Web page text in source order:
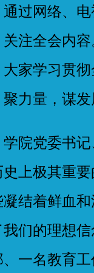
通过网络、
关注全会内
大家学习贯
聚力量，谋
党委书记
史上极其重
凝结着鲜血
我们的理想
、一名教育